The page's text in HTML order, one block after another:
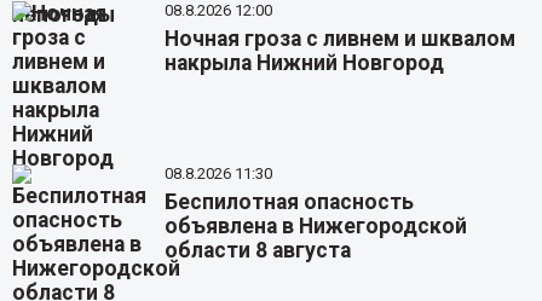
08.8.2026 12:00
Ночная гроза с ливнем и шквалом
накрыла Нижний Новгород
08.8.2026 11:30
Беспилотная опасность
объявлена в Нижегородской
области 8 августа